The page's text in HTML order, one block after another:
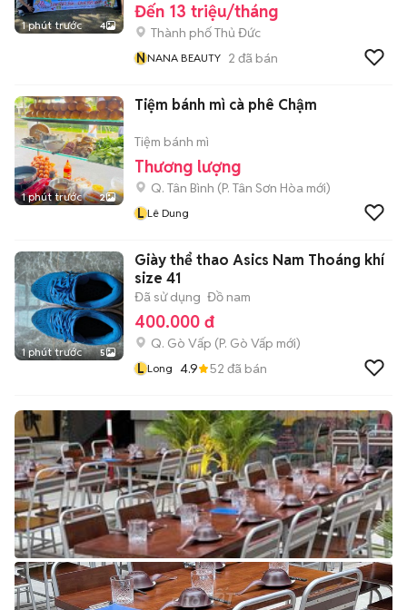
1 phút trước 4
Đến 13 triệu/tháng
Thành phố Thủ Đức
NNANA BEAUTY 2 đã bán
1 phút trước 2
Tiệm bánh mì cà phê Chậm
Tiệm bánh mì
Thương lượng
Q. Tân Bình (P. Tân Sơn Hòa mới)
L Lê Dung
1 phút trước 5
Giày thể thao Asics Nam Thoáng khí
size 41
Đã sử dụng Đồ nam
400.000 đ
Q. Gò Vấp (P. Gò Vấp mới)
L Long 4.9 52 đã bán